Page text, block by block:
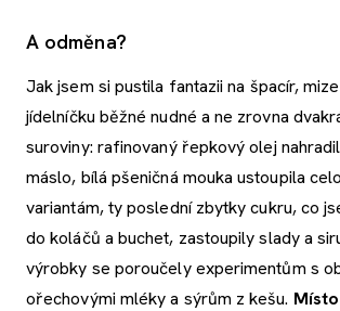
A odměna?
Jak jsem si pustila fantazii na špacír,
jídelníčku běžné nudné a ne zrovna
suroviny: rafinovaný řepkový olej
máslo, bílá pšeničná mouka ustoupila
variantám, ty poslední zbytky cukru, co
do koláčů a buchet, zastoupily slady a
výrobky se poroučely experimentům s
ořechovými mléky a sýrům z kešu.